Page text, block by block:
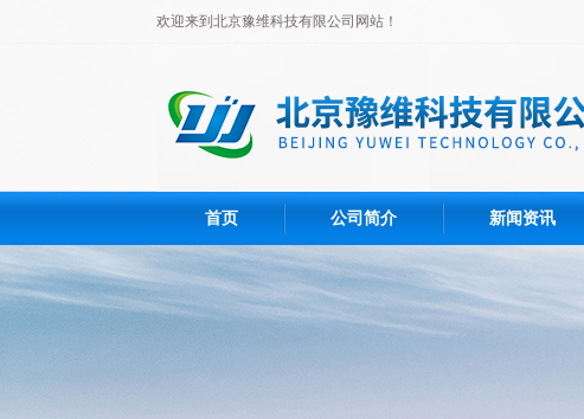
欢迎来到北京豫维科技有限公司网站！
首页 公司简介 新闻资讯